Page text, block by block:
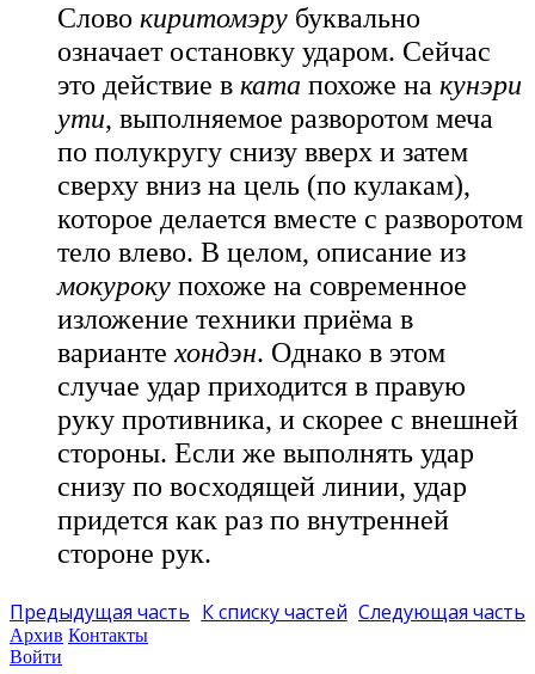
Слово киритомэру буквально
означает остановку ударом. Сейчас
это действие в ката похоже на кунэри
ути, выполняемое разворотом меча
по полукругу снизу вверх и затем
сверху вниз на цель (по кулакам),
которое делается вместе с разворотом
тело влево. В целом, описание из
мокуроку похоже на современное
изложение техники приёма в
варианте хондэн. Однако в этом
случае удар приходится в правую
руку противника, и скорее с внешней
стороны. Если же выполнять удар
снизу по восходящей линии, удар
придется как раз по внутренней
стороне рук.
Предыдущая часть К списку частей Следующая часть
Архив Контакты
Войти